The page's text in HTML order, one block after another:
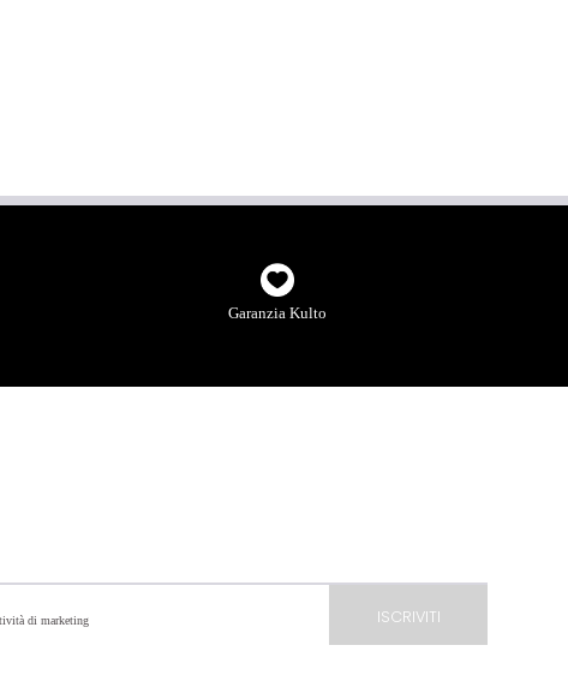
Garanzia Kulto
di marketing